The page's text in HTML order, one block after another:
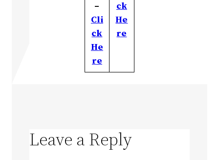
–
Cli
ck
He
re
ck
He
re
Leave a Reply